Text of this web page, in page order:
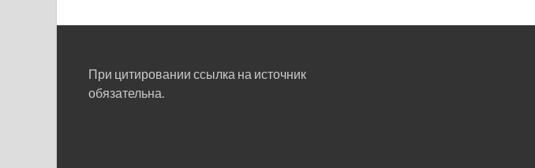
При цитировании ссылка на источник
обязательна.